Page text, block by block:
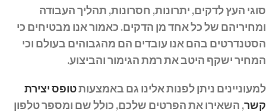
סוגי העץ לדקים, יתרונות, חסרונות, תהליך העבודה
ומחיריהם של כל אחד מן הדקים. כאמור אנו מבטיחים כי
הסטנדרטים בהם אנו עובדים הם מהגבוהים בעולם וכי
המחיר ישקף היטב את רמת הגימור והביצוע.
למעוניינים ניתן לפנות אלינו גם באמצעותטופס יצירת
קשר, השאירו את הפרטים שלכם, כולל שם ומספר טלפון